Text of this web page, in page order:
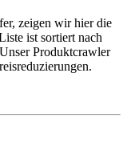
zeigen wir hier die
ist sortiert nach
Produktcrawler